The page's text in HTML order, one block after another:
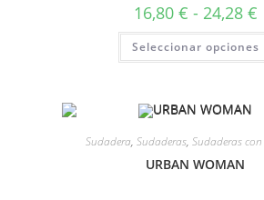
16,80 € - 24,28 €
Seleccionar opciones
Sudadera, Sudaderas, Sudaderas
URBAN WOMAN